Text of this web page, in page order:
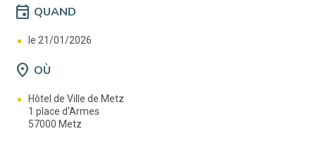
event QUAND
le 21/01/2026
location_on OÙ
Hôtel de Ville de Metz
1 place d'Armes
57000 Metz